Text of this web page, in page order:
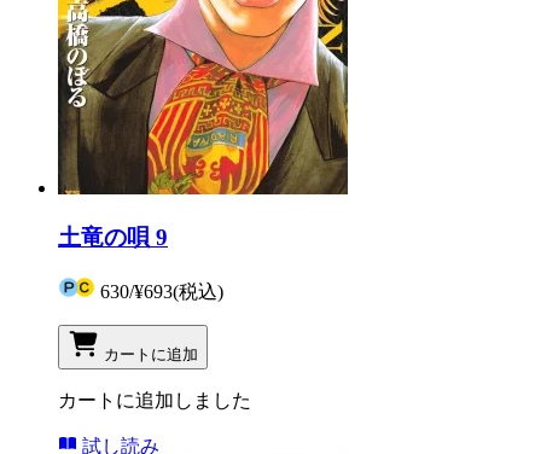
土竜の唄 9
630/¥693(税込)
カートに追加
カートに追加しました
試し読み